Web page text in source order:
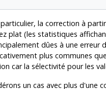
la correction à
plat (les statistiques
dûes à une erreur
plus communes
car la sélectivité pour les
un cas avec plus d'une